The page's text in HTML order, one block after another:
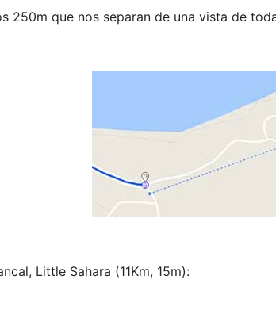
250m que nos separan de una vista de
Little Sahara (11Km, 15m):